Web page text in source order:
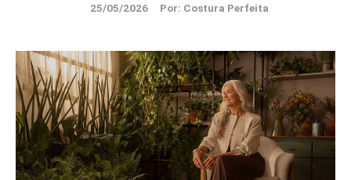
25/05/2026 Por: Costura Perfeita